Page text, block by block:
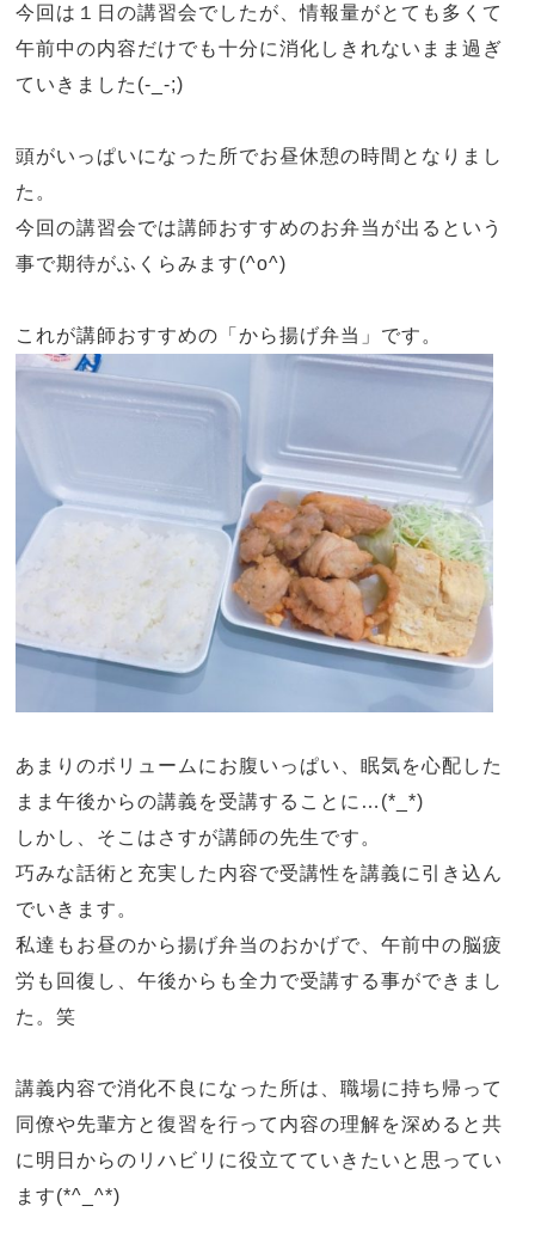
今回は１日の講習会でしたが、情報量がとても多くて
午前中の内容だけでも十分に消化しきれないまま過ぎ
ていきました (-_-;)
頭がいっぱいになった所でお昼休憩の時間となりまし
た。
今回の講習会では講師おすすめのお弁当が出るという
事で期待がふくらみます(^o^)
これが講師おすすめの「から揚げ弁当」です。
あまりのボリュームにお腹いっぱい、眠気を心配した
まま午後からの講義を受講することに… (*_*)
しかし、そこはさすが講師の先生です。
巧みな話術と充実した内容で受講性を講義に引き込ん
でいきます。
私達もお昼のから揚げ弁当のおかげで、午前中の脳疲
労も回復し、午後からも全力で受講する事ができまし
た。笑
講義内容で消化不良になった所は、職場に持ち帰って
同僚や先輩方と復習を行って内容の理解を深めると共
に明日からのリハビリに役立てていきたいと思ってい
ます(*^_^*)